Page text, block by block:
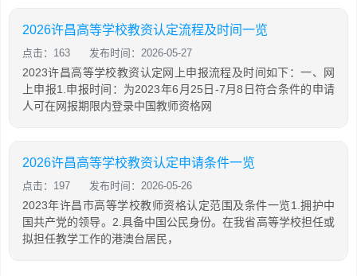
2026许昌高等学校教资认定流程及时间一览
点击：163 发布时间：2026-05-27
2023许昌高等学校教资认定网上申报流程及时间如下：一、网
上申报1.申报时间：为2023年6月25日-7月8日符合条件的申请
人可在网报期限内登录中国教师资格网
2026许昌高等学校教资认定申请条件一览
点击：197 发布时间：2026-05-26
2023年许昌市高等学校教师资格认定范围及条件一览1.拥护中
国共产党的领导。2.具备中国公民身份。在我省高等学校担任或
拟担任教学工作的港澳台居民，